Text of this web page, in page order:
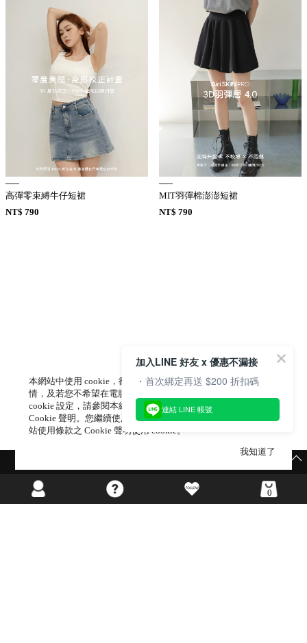
高彈零束縛牛仔短裙
NT$ 790
MIT羽彈棉澎澎短裙
NT$ 790
本網站中使用 cookie，欲查詢有關本網站使用 cookie 方式之詳
情，及若您不希望在電腦上使用 cookie 時應如何變更電腦的
cookie 設定，請參閱本網站「隱私權及網站使用條款
Cookie 聲明。您繼續使用本網站即表示您同意本公司得按本網
站使用條款之 Cookie 聲明使用 cookie。
我知道了
0
加入LINE 好友 x 優惠不漏接
・首次綁定再送 $200 折扣碼
連結 LINE 帳號